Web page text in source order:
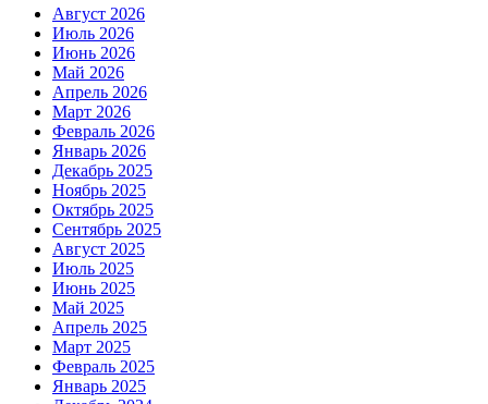
Август 2026
Июль 2026
Июнь 2026
Май 2026
Апрель 2026
Март 2026
Февраль 2026
Январь 2026
Декабрь 2025
Ноябрь 2025
Октябрь 2025
Сентябрь 2025
Август 2025
Июль 2025
Июнь 2025
Май 2025
Апрель 2025
Март 2025
Февраль 2025
Январь 2025